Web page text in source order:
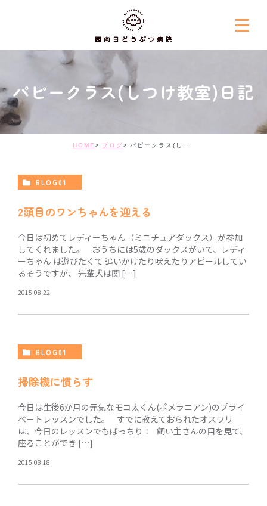
パピークラス(しつけ教室)日記
HOME ブログ パピークラス(しつけ教室)日記
BLOG01
2頭目のワンちゃんを迎える
今日は初めてレディーちゃん（ミニチュアダックス）が参加
してくれました。 おうちには5歳のダックスがいて、レディ
ーちゃん は遊びたくて 追いかけたり吠えたりアピールしてい
るそうですが、 先輩犬は関 […]
2015.08.22
BLOG01
掃除機に慣らす
今日は生後6か月の元気なモコ太くん(ポメラニアン)のプライ
ベートレッスンでした。 すでに教えておられたオスワリ
は、今日のレッスンでもばっちり！ 飼い主さんの目を見て、
座ることができ […]
2015.08.18